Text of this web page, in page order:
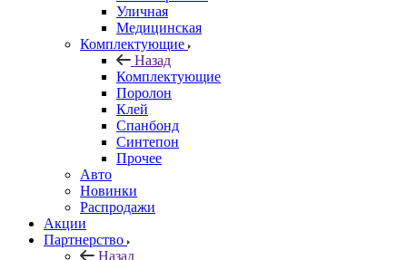
Уличная
Медицинская
Комплектующие
Назад
Комплектующие
Поролон
Клей
Спанбонд
Синтепон
Прочее
Авто
Новинки
Распродажи
Акции
Партнерство
Назад